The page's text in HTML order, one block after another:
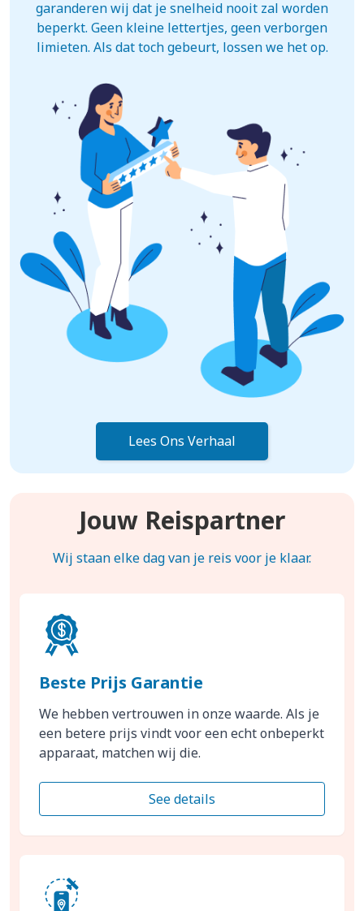
garanderen wij dat je snelheid nooit zal worden
beperkt. Geen kleine lettertjes, geen verborgen
limieten. Als dat toch gebeurt, lossen we het op.
Lees Ons Verhaal
Jouw Reispartner
Wij staan elke dag van je reis voor je klaar.
Beste Prijs Garantie
We hebben vertrouwen in onze waarde. Als je
een betere prijs vindt voor een echt onbeperkt
apparaat, matchen wij die.
See details